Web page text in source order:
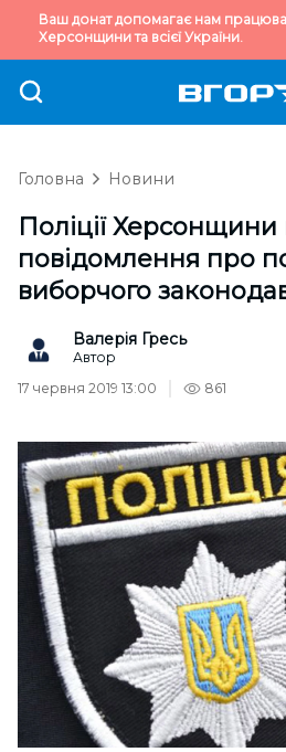
Ваш донат допомагає нам
Херсонщини та всієї України.
Головна Новини
Поліції Херсонщини
повідомлення про
виборчого
Валерія Гресь
Автор
17 червня 2019 13:00
861